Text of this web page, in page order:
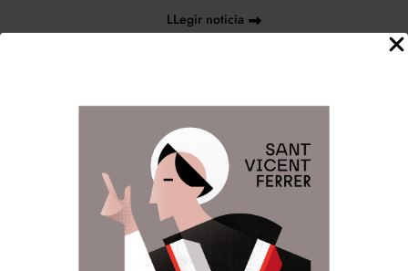
LLegir noticia
archivo-de-noticias